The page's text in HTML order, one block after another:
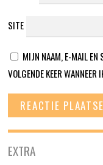
SITE
MIJN NAAM, E-MAIL EN
VOLGENDE KEER WANNEER
EXTRA